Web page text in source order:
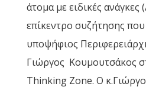
άτομα με ειδικές
επίκεντρο συζήτησης
υποψήφιος
Γιώργος Κουμουτσάκος
Thinking Zone. Ο